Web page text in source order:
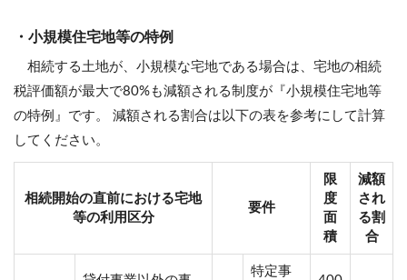
・小規模住宅地等の特例
相続する土地が、小規模な宅地である場合は、宅地の相続
税評価額が最大で80%も減額される制度が『小規模住宅地等
の特例』です。 減額される割合は以下の表を参考にして計算
してください。
相続開始の直前における宅地
等の利用区分
要件
限
度
面
積
減額
され
る割
合
特定事